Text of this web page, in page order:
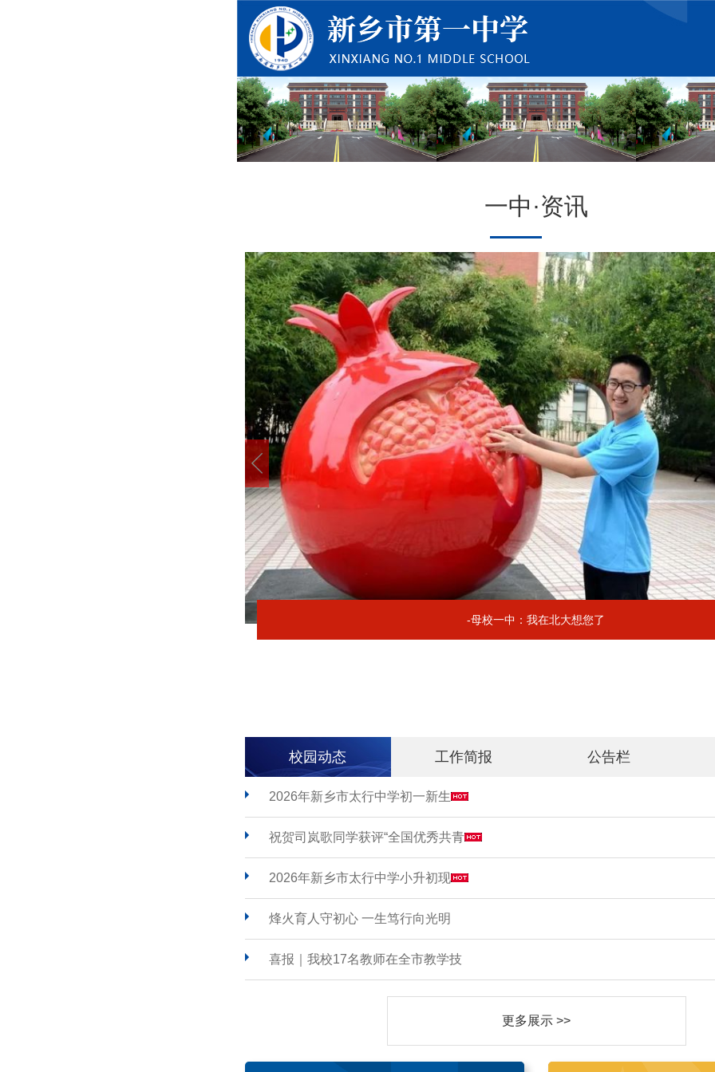
一中·资讯
-母校一中：我在北大想您了
校园动态 工作简报 公告栏
2026年新乡市太行中学初一新生
祝贺司岚歌同学获评“全国优秀共青
2026年新乡市太行中学小升初现
烽火育人守初心 一生笃行向光明
喜报｜我校17名教师在全市教学技
更多展示 >>